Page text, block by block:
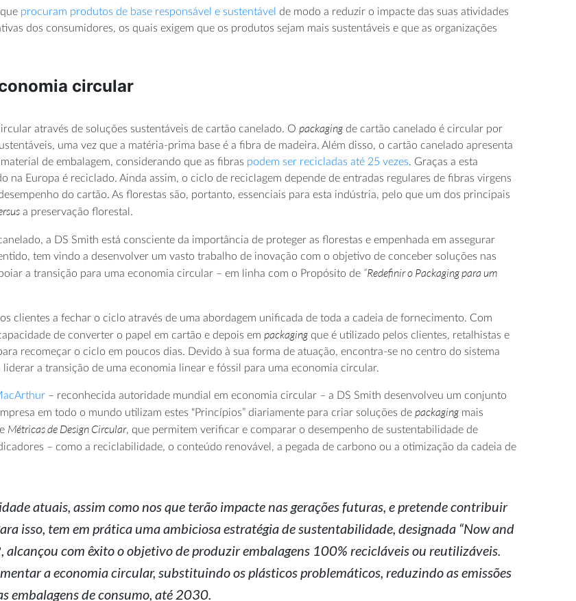
procuram produtos de base responsável e sustentável de modo a reduzir o impacte das suas atividades
dos consumidores, os quais exigem que os produtos sejam mais sustentáveis e que as organizações
circular
através de soluções sustentáveis de cartão canelado. O packagingde cartão canelado é circular por
uma vez que a matéria-prima base é a fibra de madeira. Além disso, o cartão canelado apresenta
de embalagem, considerando que as fibras podem ser recicladas até 25 vezes. Graças a esta
na Europa é reciclado. Ainda assim, o ciclo de reciclagem depende de entradas regulares de fibras virgens
do cartão. As florestas são, portanto, essenciais para esta indústria, pelo que um dos principais
a preservação florestal.
a DS Smith está consciente da importância de proteger as florestas e empenhada em assegurar
tem vindo a desenvolver um vasto trabalho de inovação com o objetivo de conceber soluções nas
a transição para uma economia circular – em linha com o Propósito de “Redefinir o Packaging para um
clientes a fechar o ciclo através de uma abordagem unificada de toda a cadeia de fornecimento. Com
de converter o papel em cartão e depois em packagingque é utilizado pelos clientes, retalhistas e
recomeçar o ciclo em poucos dias. Devido à sua forma de atuação, encontra-se no centro do sistema
a transição de uma economia linear e fóssil para uma economia circular.
– reconhecida autoridade mundial em economia circular – a DS Smith desenvolveu um conjunto
em todo o mundo utilizam estes “Princípios” diariamente para criar soluções de packagingmais
Métricas de Design Circular, que permitem verificar e comparar o desempenho de sustentabilidade de
– como a reciclabilidade, o conteúdo renovável, a pegada de carbono ou a otimização da cadeia de
atuais, assim como nos que terão impacte nas gerações futuras, e pretende contribuir
isso, tem em prática uma ambiciosa estratégia de sustentabilidade, designada “Now and
com êxito o objetivo de produzir embalagens 100% recicláveis ou reutilizáveis.
a economia circular, substituindo os plásticos problemáticos, reduzindo as emissões
embalagens de consumo, até 2030.